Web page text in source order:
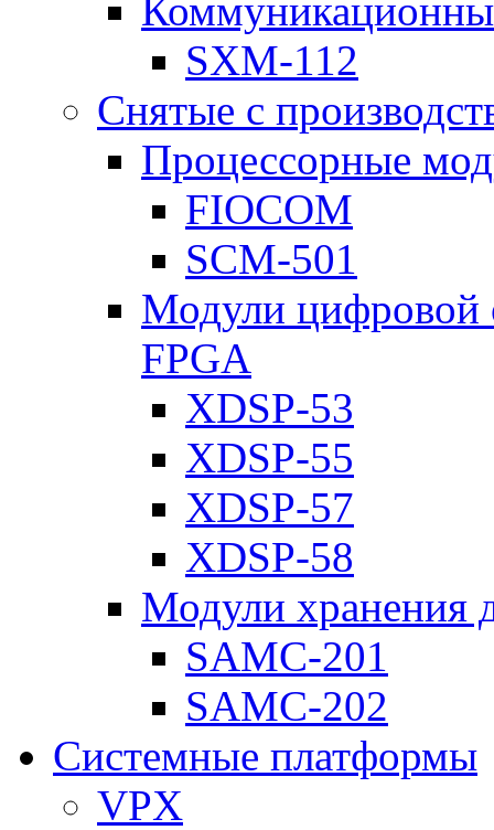
SXM-112
Снятые с
Процессорные
FIOCOM
SCM-501
Модули цифровой
FPGA
XDSP-53
XDSP-55
XDSP-57
XDSP-58
Модули хранения
SAMC-201
SAMC-202
Системные платформы
VPX